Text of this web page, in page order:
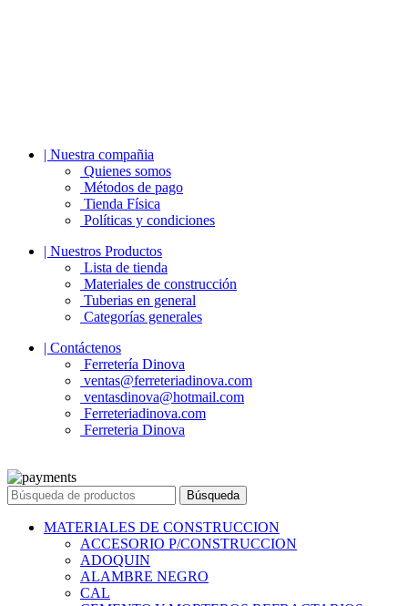
| Nuestra compañia
Quienes somos
Métodos de pago
Tienda Física
Políticas y condiciones
| Nuestros Productos
Lista de tienda
Materiales de construcción
Tuberias en general
Categorías generales
| Contáctenos
Ferretería Dinova
ventas@ferreteriadinova.com
ventasdinova@hotmail.com
Ferreteriadinova.com
Ferreteria Dinova
Búsqueda
MATERIALES DE CONSTRUCCION
ACCESORIO P/CONSTRUCCION
ADOQUIN
ALAMBRE NEGRO
CAL